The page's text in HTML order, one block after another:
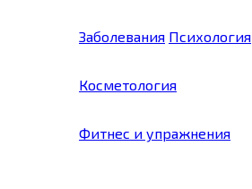
Заболевания Психология
Косметология
Фитнес и упражнения